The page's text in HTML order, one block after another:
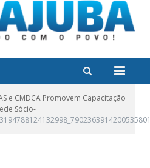
e CMDCA Promovem Capacitação
Sócio-